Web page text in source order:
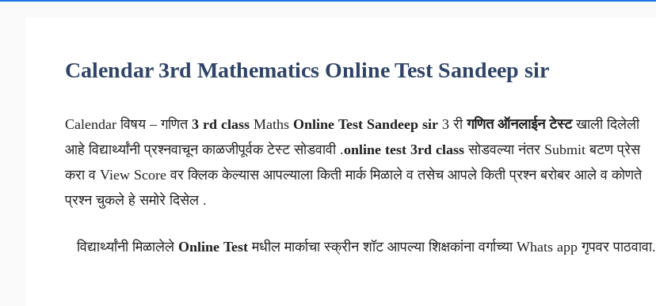
Calendar 3rd Mathematics Online Test Sandeep sir
Calendar विषय – गणित 3 rd class Maths Online Test Sandeep sir 3 रीगणित ऑनलाईन टेस्टखाली दिलेली
आहे विद्यार्थ्यांनी प्रश्नवाचून काळजीपूर्वक टेस्ट सोडवावी .online test 3rd class सोडवल्या नंतर Submit बटण प्रेस
करा व View Score वर क्लिक केल्यास आपल्याला किती मार्क मिळाले व तसेच आपले किती प्रश्न बरोबर आले व कोणते
प्रश्न चुकले हे समोरे दिसेल .
विद्यार्थ्यांनी मिळालेले Online Test मधील मार्काचा स्क्रीन शॉट आपल्या शिक्षकांना वर्गाच्या Whats app गृपवर पाठवावा.